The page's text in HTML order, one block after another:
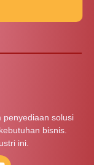
solusi
bisnis.
ini.